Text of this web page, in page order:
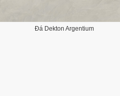
Đá Dekton Argentium